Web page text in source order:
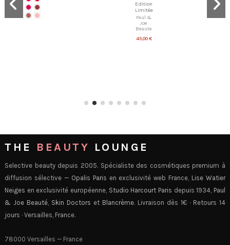
Edition
Limitée
Paul &
Beaute
45,00 €
THE BEAUTY LOUNGE
Selective beauty depuis 2005. Spécialiste des cosmétiques premium à
diffusion sélective — Opalis Paris en exclusivité web France, Lise Watier
Neiges en exclusivité européenne, Studio Harcourt Paris depuis 1934, Paul
& Joe Beauté Skin Doctors et Blancrème. Livraison dès 1€ · Retours 14
jours · Versailles, France.
78000 Versailles — France